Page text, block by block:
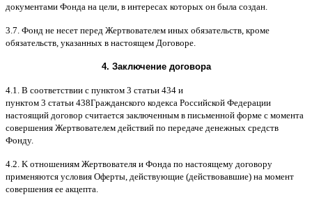
документами Фонда на цели в интересах которых он была создан
3.7. Фонд не несет перед Жертвователем иных обязательств кроме
обязательств указанных в настоящем Договоре
4. Заключение договора
4.1. B соответствии с пунктом 3 статьи 434 и
пунктом 3 статьи 438Гражданского кодекса Российской Федерации
настоящий договор считается заключенным в письменной форме c момента
совершения Жертвователем действий по передаче денежных средств
Фонду.
4.2. K отношениям Жертвователя и Фонда по настоящему договору
применяются условия Оферты действующие (действовавшие) на момент
совершения ее акцепта